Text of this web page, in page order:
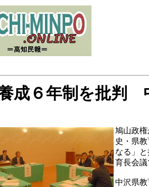
成６年制を批判
鳩山政
史・県
なる」
育長会
中沢県